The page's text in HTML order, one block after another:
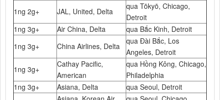
1ng 2g+
JAL, United, Delta
qua Tōkyō, Chicago,
Detroit
1ng 3g+
Air China, Delta
qua Bắc Kinh, Detroit
1ng 3g+
China Airlines, Delta
qua Đài Bắc, Los
Angeles, Detroit
1ng 3g+
Cathay Pacific,
American
qua Hồng Kông, Chicago,
Philadelphia
1ng 3g+
Asiana, Delta
qua Seoul, Detroit